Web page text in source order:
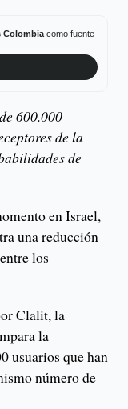
Colombiacomo fuente
600.000
de la
de
en Israel,
una reducción
los
Clalit, la
la
usuarios que han
número de